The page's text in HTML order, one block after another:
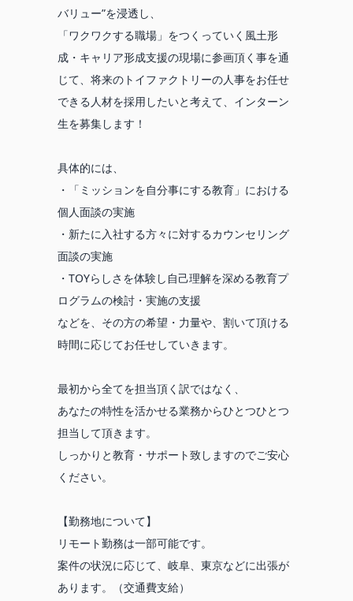
バリュー”を浸透し、
「ワクワクする職場」をつくっていく風土形
成・キャリア形成支援の現場に参画頂く事を通
じて、将来のトイファクトリーの人事をお任せ
できる人材を採用したいと考えて、インターン
生を募集します！
具体的には、
・「ミッションを自分事にする教育」における
個人面談の実施
・新たに入社する方々に対するカウンセリング
面談の実施
・TOYらしさを体験し自己理解を深める教育プ
ログラムの検討・実施の支援
などを、その方の希望・力量や、割いて頂ける
時間に応じてお任せしていきます。
最初から全てを担当頂く訳ではなく、
あなたの特性を活かせる業務からひとつひとつ
担当して頂きます。
しっかりと教育・サポート致しますのでご安心
ください。
【勤務地について】
リモート勤務は一部可能です。
案件の状況に応じて、岐阜、東京などに出張が
あります。（交通費支給）